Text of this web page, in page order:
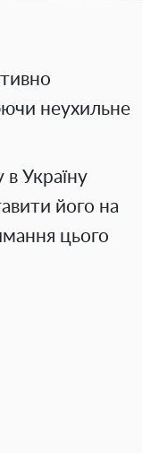
неухильне
в Україну
його на
цього